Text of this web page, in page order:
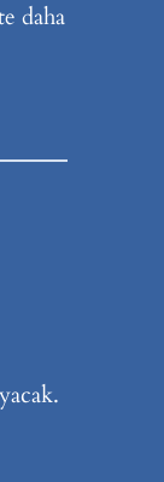
daha